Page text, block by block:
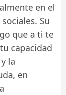
en el
Su
que a ti te
capacidad
la
en